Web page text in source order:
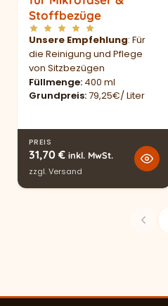
Stoffbezüge
Unsere Empfehlung: Für
die Reinigung und Pflege
von Sitzbezügen
Füllmenge 400 ml
Grundpreis 79,25€/ Liter
PREIS
31,70 € inkl. MwSt.
zzgl.Versand